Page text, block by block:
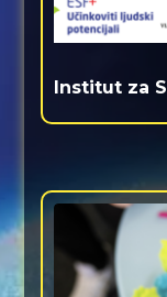
Institut za